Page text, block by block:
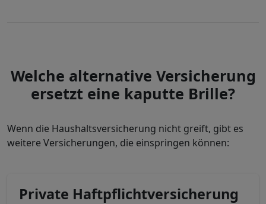
Welche alternative Versicherung
ersetzt eine kaputte Brille?
Wenn die Haushaltsversicherung nicht greift, gibt es
weitere Versicherungen, die einspringen können:
Private Haftpflichtversicherung